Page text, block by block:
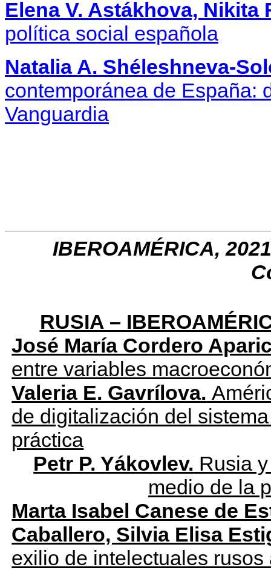
Elena V. Astákhova, Nikita
política social española
Natalia A. Shéleshneva-
contemporánea de España:
Vanguardia
IBEROAMÉRICA,
RUSIA –
José María Cordero
entre variables
Valeria E. Gavrílova.
de digitalización del
práctica
Petr P. Yákovlev. Rusia
medio de la
Marta Isabel Canese de
Caballero, Silvia Elisa
exilio de intelectuales